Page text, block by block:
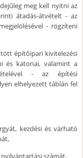
meg kell nyitni az
átadás-átvételt - az
- rögzíteni
építőipari kivitelezési
és katonai, valamint a
- az építési
elhelyezett táblán fel
kezdési és várható
számát,